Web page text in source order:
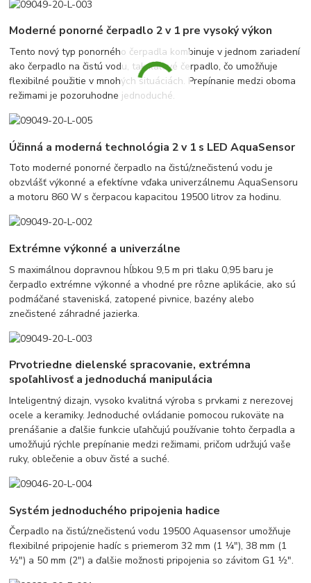
Moderné ponorné čerpadlo 2 v 1 pre vysoký výkon
Tento nový typ ponorného čerpadla kombinuje v jednom zariadení
ako čerpadlo na čistú vodu, tak kalové čerpadlo, čo umožňuje
flexibilné použitie v mnohých situáciách. Prepínanie medzi oboma
režimami je pozoruhodne jednoduché.
Účinná a moderná technológia 2 v 1 s LED AquaSensor
Toto moderné ponorné čerpadlo na čistú/znečistenú vodu je
obzvlášť výkonné a efektívne vďaka univerzálnemu AquaSensoru
a motoru 860 W s čerpacou kapacitou 19500 litrov za hodinu.
Extrémne výkonné a univerzálne
S maximálnou dopravnou hĺbkou 9,5 m pri tlaku 0,95 baru je
čerpadlo extrémne výkonné a vhodné pre rôzne aplikácie, ako sú
podmáčané staveniská, zatopené pivnice, bazény alebo
znečistené záhradné jazierka.
Prvotriedne dielenské spracovanie, extrémna
spoľahlivosť a jednoduchá manipulácia
Inteligentný dizajn, vysoko kvalitná výroba s prvkami z nerezovej
ocele a keramiky. Jednoduché ovládanie pomocou rukoväte na
prenášanie a ďalšie funkcie uľahčujú používanie tohto čerpadla a
umožňujú rýchle prepínanie medzi režimami, pričom udržujú vaše
ruky, oblečenie a obuv čisté a suché.
Systém jednoduchého pripojenia hadice
Čerpadlo na čistú/znečistenú vodu 19500 Aquasensor umožňuje
flexibilné pripojenie hadíc s priemerom 32 mm (1 ¼"), 38 mm (1
½") a 50 mm (2") a ďalšie možnosti pripojenia so závitom G1 ½".